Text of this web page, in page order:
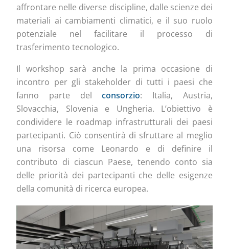
affrontare nelle diverse discipline, dalle scienze dei
materiali ai cambiamenti climatici, e il suo ruolo
potenziale nel facilitare il processo di
trasferimento tecnologico.
Il workshop sarà anche la prima occasione di
incontro per gli stakeholder di tutti i paesi che
fanno parte delconsorzio: Italia, Austria,
Slovacchia, Slovenia e Ungheria. L’obiettivo è
condividere le roadmap infrastrutturali dei paesi
partecipanti. Ciò consentirà di sfruttare al meglio
una risorsa come Leonardo e di definire il
contributo di ciascun Paese, tenendo conto sia
delle priorità dei partecipanti che delle esigenze
della comunità di ricerca europea.